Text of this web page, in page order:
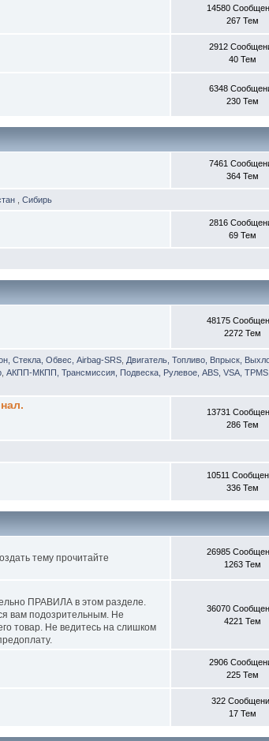
14580
267 Тем
2912
40 Тем
6348
230 Тем
7461
364 Тем
Сибирь
2816
69 Тем
48175
2272 Тем
Стекла, Обвес, Airbag-SRS, Двигатель, Топливо, Впрыск,
, АКПП-МКПП, Трансмиссия, Подвеска, Рулевое, ABS, VSA,
13731
286 Тем
10511
336 Тем
тему прочитайте
26985
1263 Тем
ПРАВИЛА в этом разделе.
вам подозрительным. Не
товар. Не ведитесь на слишком
36070
4221 Тем
2906
225 Тем
322
17 Тем